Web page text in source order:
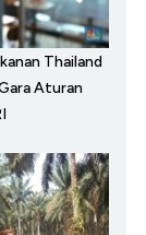
Thailand
Aturan